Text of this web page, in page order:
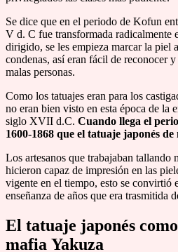
Se dice que en el periodo de Kofun
V d. C fue transformada radicalmente
dirigido, se les empieza marcar la piel
condenas, así eran fácil de reconocer
malas personas.
Como los tatuajes eran para los
no eran bien visto en esta época de la
siglo XVII d.C. Cuando llega el
1600-1868 que el tatuaje japonés
Los artesanos que trabajaban tallando
hicieron capaz de impresión en las
vigente en el tiempo, esto se convirtió
enseñanza de años que era trasmitida
El tatuaje japonés
mafia Yakuza